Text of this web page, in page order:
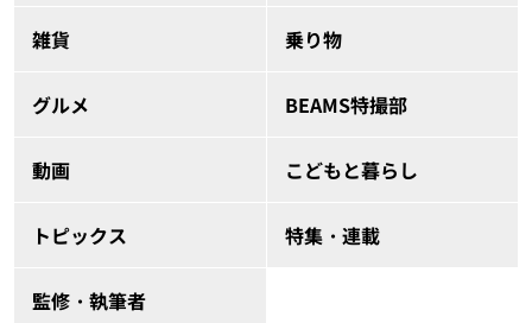
雑貨 乗り物
グルメ BEAMS特撮部
動画 こどもと暮らし
トピックス 特集・連載
監修・執筆者